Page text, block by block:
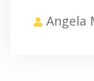
Angela